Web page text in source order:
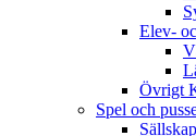
Elev-
Övrigt
Spel och